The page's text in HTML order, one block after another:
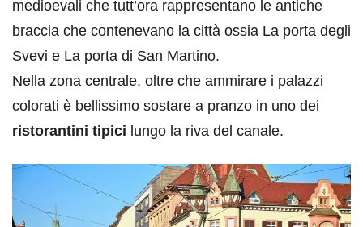
medioevali che tutt’ora rappresentano le antiche
braccia che contenevano la città ossia La porta degli
Svevi e La porta di San Martino.
Nella zona centrale, oltre che ammirare i palazzi
colorati è bellissimo sostare a pranzo in uno dei
ristorantini tipici lungo la riva del canale.